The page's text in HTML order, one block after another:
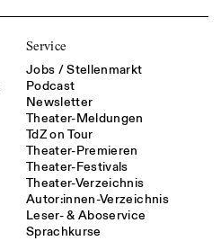
Service
Jobs / Stellenmarkt
Podcast
Newsletter
Theater-Meldungen
TdZ on Tour
Theater-Premieren
Theater-Festivals
Theater-Verzeichnis
Autor:innen-Verzeichnis
Leser- & Aboservice
Sprachkurse